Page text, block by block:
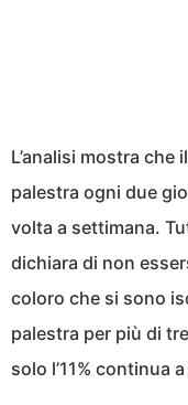
L’analisi mostra
palestra ogni due
volta a settimana.
dichiara di non
coloro che si sono
palestra per più di
solo l’11% continua